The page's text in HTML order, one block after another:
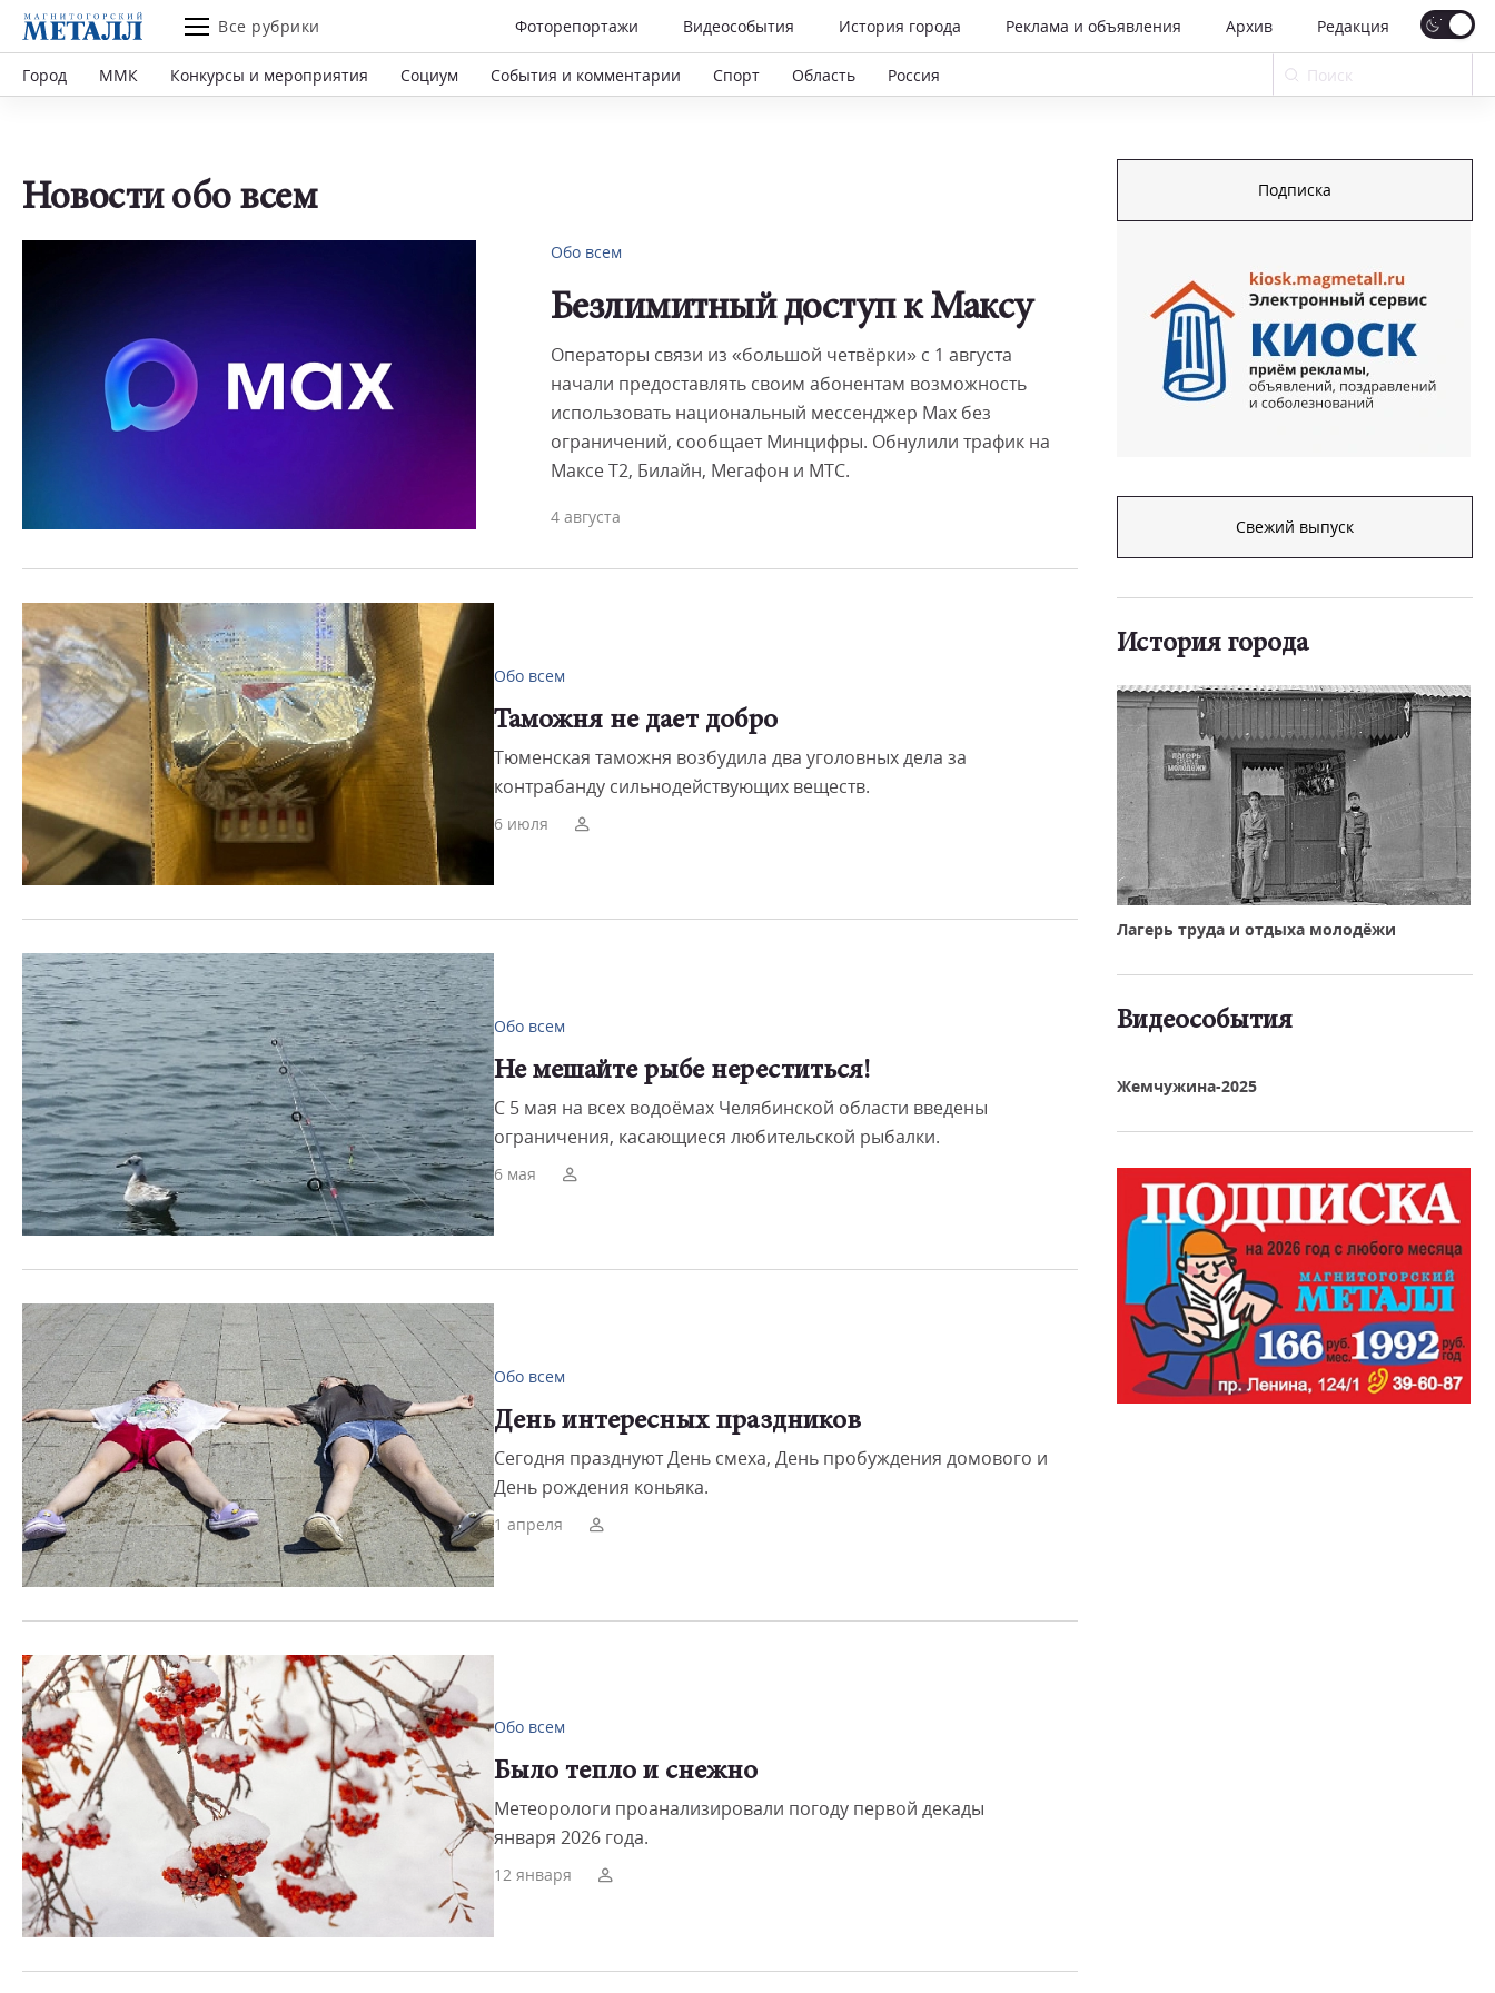
Все рубрики Фоторепортажи Видеособытия История города Реклама и объявления Архив Редакция
Город ММК Конкурсы и мероприятия Социум События и комментарии Спорт Область Россия
Новости обо всем
Обо всем
Безлимитный доступ к Максу
Операторы связи из «большой четвёрки» с 1 августа
начали предоставлять своим абонентам возможность
использовать национальный мессенджер Мах без
ограничений, сообщает Минцифры. Обнулили трафик на
Максе Т2, Билайн, Мегафон и МТС.
4 августа
Обо всем
Таможня не дает добро
Тюменская таможня возбудила два уголовных дела за
контрабанду сильнодействующих веществ.
6 июля
Обо всем
Не мешайте рыбе нереститься!
С 5 мая на всех водоёмах Челябинской области введены
ограничения, касающиеся любительской рыбалки.
6 мая
Обо всем
День интересных праздников
Сегодня празднуют День смеха, День пробуждения домового и
День рождения коньяка.
1 апреля
Обо всем
Было тепло и снежно
Метеорологи проанализировали погоду первой декады
января 2026 года.
12 января
Подписка
Свежий выпуск
История города
Лагерь труда и отдыха молодёжи
Видеособытия
Жемчужина-2025